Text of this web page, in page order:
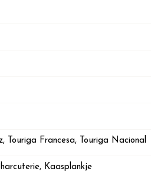
Touriga Francesa, Touriga Nacional
Kaasplankje